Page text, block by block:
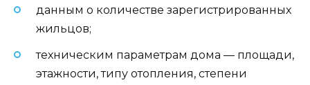
данным о количестве зарегистрированных
жильцов;
техническим параметрам дома — площади,
этажности, типу отопления, степени